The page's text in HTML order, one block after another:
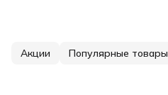
Акции Популярные товары